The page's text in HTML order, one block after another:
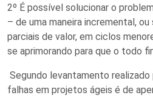
2º É possível solucionar o
– de uma maneira incremental,
parciais de valor, em ciclos
se aprimorando para que o todo
Segundo levantamento realizado
falhas em projetos ágeis é de